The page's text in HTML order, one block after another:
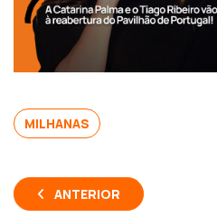
MILHANAS
ANTERIOR